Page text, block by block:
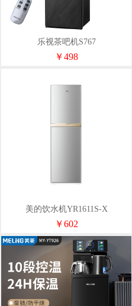
乐视茶吧机S767
￥498
美的饮水机YR1611S-X
￥602